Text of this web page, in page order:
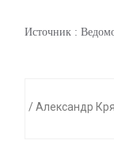
Источник :
/ Александр